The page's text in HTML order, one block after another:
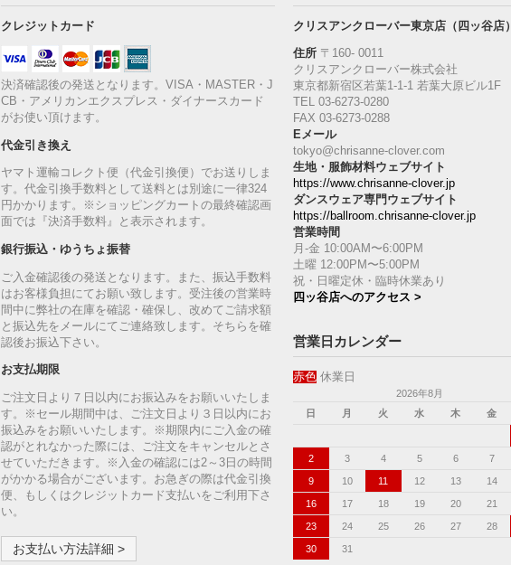
クレジットカード
決済確認後の発送となります。VISA・MASTER・J
CB・アメリカンエクスプレス・ダイナースカード
がお使い頂けます。
代金引き換え
ヤマト運輸コレクト便（代金引換便）でお送りしま
す。代金引換手数料として送料とは別途に一律324
円かかります。※ショッピングカートの最終確認画
面では『決済手数料』と表示されます。
銀行振込・ゆうちょ振替
ご入金確認後の発送となります。また、振込手数料
はお客様負担にてお願い致します。受注後の営業時
間中に弊社の在庫を確認・確保し、改めてご請求額
と振込先をメールにてご連絡致します。そちらを確
認後お振込下さい。
お支払期限
ご注文日より７日以内にお振込みをお願いいたしま
す。※セール期間中は、ご注文日より３日以内にお
振込みをお願いいたします。※期限内にご入金の確
認がとれなかった際には、ご注文をキャンセルとさ
せていただきます。※入金の確認には2～3日の時間
がかかる場合がございます。お急ぎの際は代金引換
便、もしくはクレジットカード支払いをご利用下さ
い。
お支払い方法詳細 >
クリスアンクローバー東京店（四ッ谷店）
住所〒160‐ 0011
クリスアンクローバー株式会社
東京都新宿区若葉1‐1-1 若葉大原ビル1F
TEL 03-6273-0280
FAX 03-6273-0288
Eメール
tokyo@chrisanne-clover.com
生地・服飾材料ウェブサイト
https://www.chrisanne-clover.jp
ダンスウェア専門ウェブサイト
https://ballroom.chrisanne-clover.jp
営業時間
月-金 10:00AM〜6:00PM
土曜 12:00PM〜5:00PM
祝・日曜定休・臨時休業あり
四ッ谷店へのアクセス >
営業日カレンダー
赤色休業日
2026年8月
日
月 火 水 木 金
2 3 4 5 6 7
9 10 11 12 13 14
16 17 18 19 20 21
23 24 25 26 27 28
30 31